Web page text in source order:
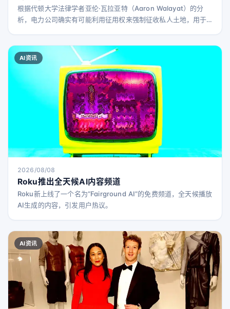
根据代顿大学法律学者亚伦·瓦拉亚特（Aaron Walayat）的分
析，电力公司确实有可能利用征用权来强制征收私人土地，用于
用权——即政府在未征得土地所有者同意的情况下征收土地的权
力——来铺设更多输电线路，为数据中心供电。 如果土地所有者
拒绝电力公司的赔偿，电力公司可以请求地方政府以“
AI资讯
2026/08/08
Roku推出全天候AI内容频道
Roku新上线了一个名为“Fairground AI”的免费频道，全天候播放
AI生成的内容，引发用户热议。
AI资讯